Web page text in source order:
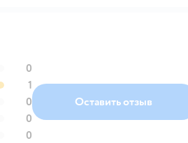
0
1
0
0
0
Оставить отзыв